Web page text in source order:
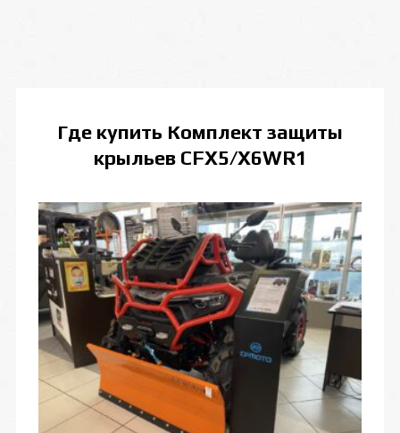
Где купить Комплект защиты
крыльев CFX5/X6WR1